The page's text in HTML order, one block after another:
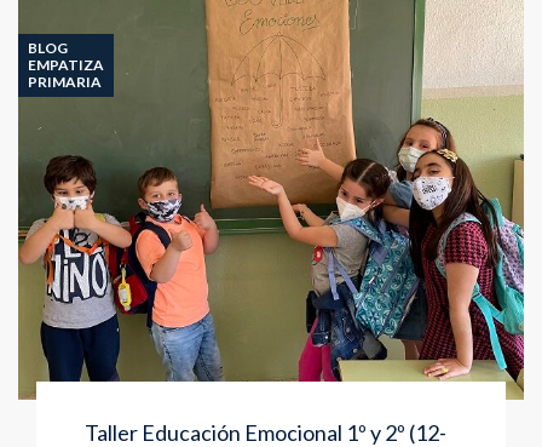
MIEDOS
BLOG
EMPATIZA
PRIMARIA
Taller Educación Emocional 1º y 2º (12-